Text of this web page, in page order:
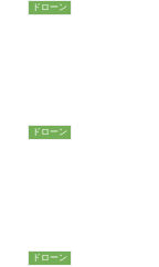
ドローン
ドローン
ドローン